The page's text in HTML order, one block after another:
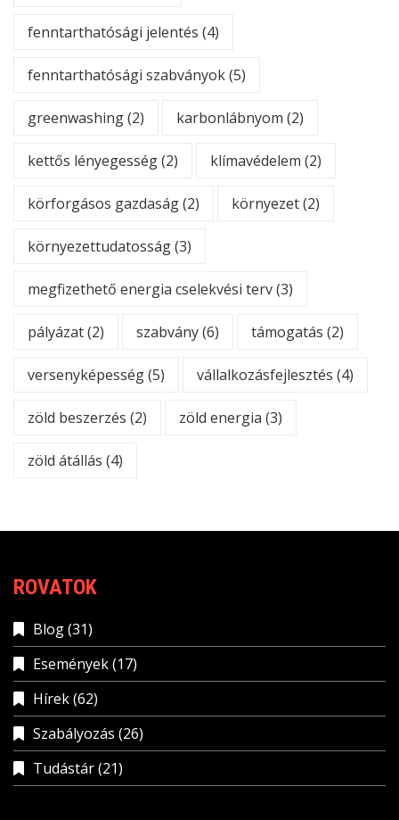
fenntarthatósági jelentés (4)
fenntarthatósági szabványok(5)
greenwashing(2) karbonlábnyom (2)
kettős lényegesség(2) klímavédelem (2)
körforgásos gazdaság(2) környezet(2)
környezettudatosság(3)
megfizethető energia cselekvési terv(3)
pályázat(2) szabvány(6) támogatás (2)
versenyképesség(5) vállalkozásfejlesztés (4)
zöld beszerzés (2) zöld energia (3)
zöld átállás (4)
ROVATOK
Blog(31)
Események(17)
Hírek(62)
Szabályozás (26)
Tudástár(21)